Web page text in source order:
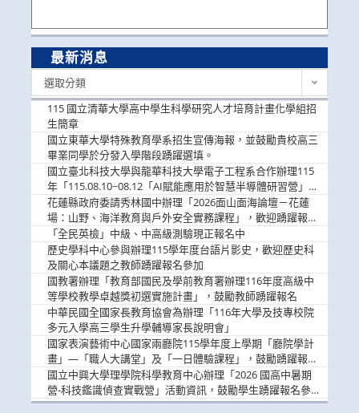
最新消息
選取分類
115 國立清華大學高中學生科學研究人才培育計畫化學組招
生簡章
國立東華大學特殊教育學系招生宣傳海報，並鼓勵貴校高三
畢業同學於分發入學階段踴躍選填。
國立臺北科技大學與龍華科技大學電子工程系合作辦理115
年「115.08.10~08.12「AI賦能應用於智慧半導體研習營」，
歡迎學生踴躍報名參加
花蓮縣政府委請秀林國中辦理「2026面山面海論壇－花蓮
場：山野、海洋教育與戶外安全實務課程」，歡迎踴躍報名
參加
「全民英檢」中級、中高級測驗現正報名中
歷史學科中心參與辦理115學年度台語片影史，歡迎歷史科
及關心本議題之教師踴躍報名參加
國教署辦理「教育部國民及學前教育署辦理116年度高級中
等學校教學卓越獎初選實施計畫」，鼓勵教師踴躍報名
中華民國全國家長教育協會為辦理「116年大學及技專校院
多元入學高三學生升學輔導家長說明會」
國家表演藝術中心國家兩廳院115學年度上學期「廳院學計
畫」—「職人大講堂」及「一日體驗課程」，鼓勵踴躍報名
參與。
國立中興大學理學院科學教育中心辦理「2026 國高中暑期
營-科技鑑識偵查實戰營」活動資訊，鼓勵學生踴躍報名參
加。